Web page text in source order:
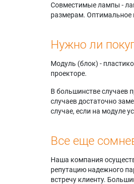
Совместимые лампы -
размерам. Оптимальное
Нужно ли
Модуль (блок) -
проекторе.
В большинстве случаев
случаев достаточно
случае, если на модуле
Все еще
Наша компания
репутацию надежного
встречу клиенту.